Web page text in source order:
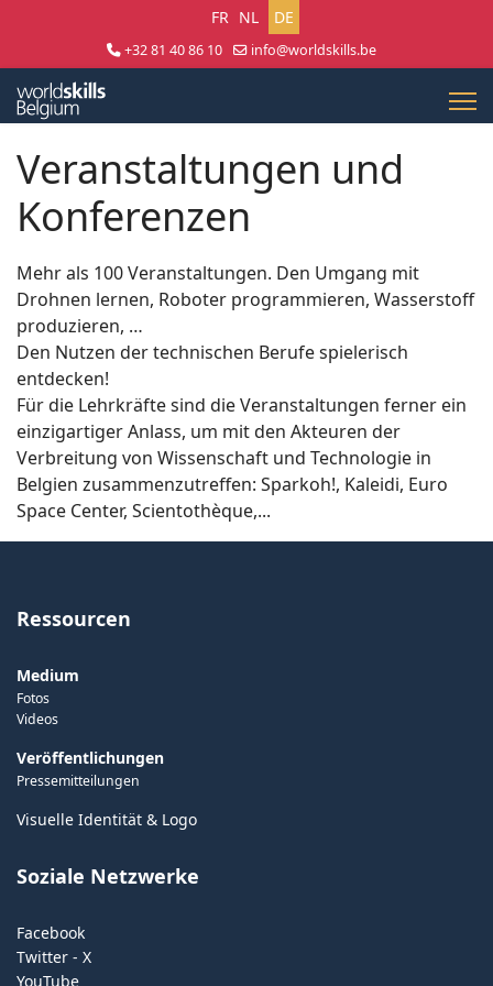
Sprache auswählen
FR NL DE
+32 81 40 86 10
info@worldskills.be
Veranstaltungen und
Konferenzen
Mehr als 100 Veranstaltungen. Den Umgang mit
Drohnen lernen, Roboter programmieren, Wasserstoff
produzieren, …
Den Nutzen der technischen Berufe spielerisch
entdecken!
Für die Lehrkräfte sind die Veranstaltungen ferner ein
einzigartiger Anlass, um mit den Akteuren der
Verbreitung von Wissenschaft und Technologie in
Belgien zusammenzutreffen: Sparkoh!, Kaleidi, Euro
Space Center, Scientothèque,...
Ressourcen
Medium
Fotos
Videos
Veröffentlichungen
Pressemitteilungen
Visuelle Identität & Logo
Soziale Netzwerke
Facebook
Twitter - X
YouTube